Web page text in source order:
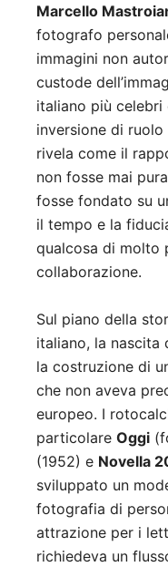
Marcello
fotografo
immagini non
custode
italiano più celebri
inversione di
rivela come il
non fosse mai
fosse fondato su
il tempo e la
qualcosa di molto
collaborazione.
Sul piano della
italiano, la nascita
la costruzione di
che non aveva
europeo. I
particolare Oggi
(1952) e Novella
sviluppato un
fotografia di
attrazione per i
richiedeva un